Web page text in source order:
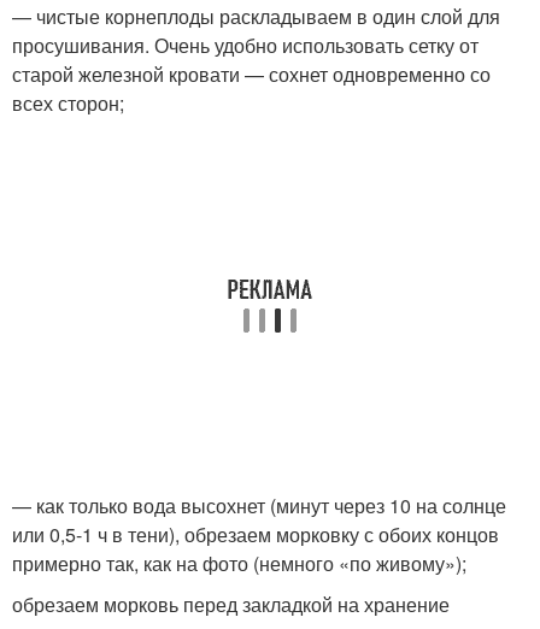
— чистые корнеплоды раскладываем в один слой для
просушивания. Очень удобно использовать сетку от
старой железной кровати — сохнет одновременно со
всех сторон;
— как только вода высохнет (минут через 10 на солнце
или 0,5-1 ч в тени), обрезаем морковку с обоих концов
примерно так, как на фото (немного «по живому»);
обрезаем морковь перед закладкой на хранение